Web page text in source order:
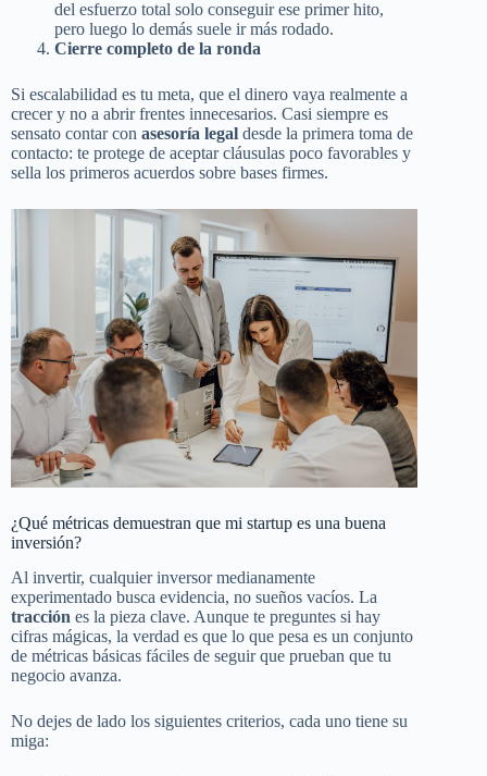
del esfuerzo total solo conseguir ese primer hito,
pero luego lo demás suele ir más rodado.
Cierre completo de la ronda
Si escalabilidad es tu meta, que el dinero vaya realmente a
crecer y no a abrir frentes innecesarios. Casi siempre es
sensato contar con asesoría legal desde la primera toma de
contacto: te protege de aceptar cláusulas poco favorables y
sella los primeros acuerdos sobre bases firmes.
¿Qué métricas demuestran que mi startup es una buena
inversión?
Al invertir, cualquier inversor medianamente
experimentado busca evidencia, no sueños vacíos. La
tracción es la pieza clave. Aunque te preguntes si hay
cifras mágicas, la verdad es que lo que pesa es un conjunto
de métricas básicas fáciles de seguir que prueban que tu
negocio avanza.
No dejes de lado los siguientes criterios, cada uno tiene su
miga: